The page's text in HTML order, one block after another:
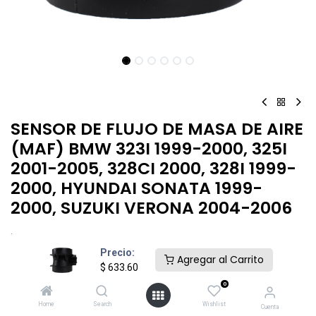
Precio:
$ 633.60
Agregar al Carrito
Home Search
0
Wishlist Cuenta
SENSOR DE FLUJO DE MASA DE AIRE
(MAF) BMW 323I 1999-2000, 325I
2001-2005, 328CI 2000, 328I 1999-
2000, HYUNDAI SONATA 1999-
2000, SUZUKI VERONA 2004-2006
633.60